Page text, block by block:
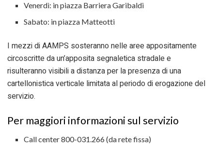
Venerdì: in piazza Barriera Garibaldi
Sabato: in piazza Matteotti
I mezzi di AAMPS sosteranno nelle aree appositamente
circoscritte da un’apposita segnaletica stradale e
risulteranno visibili a distanza per la presenza di una
cartellonistica verticale limitata al periodo di erogazione del
servizio.
Per maggiori informazioni sul servizio
Call center 800-031.266 (da rete fissa)